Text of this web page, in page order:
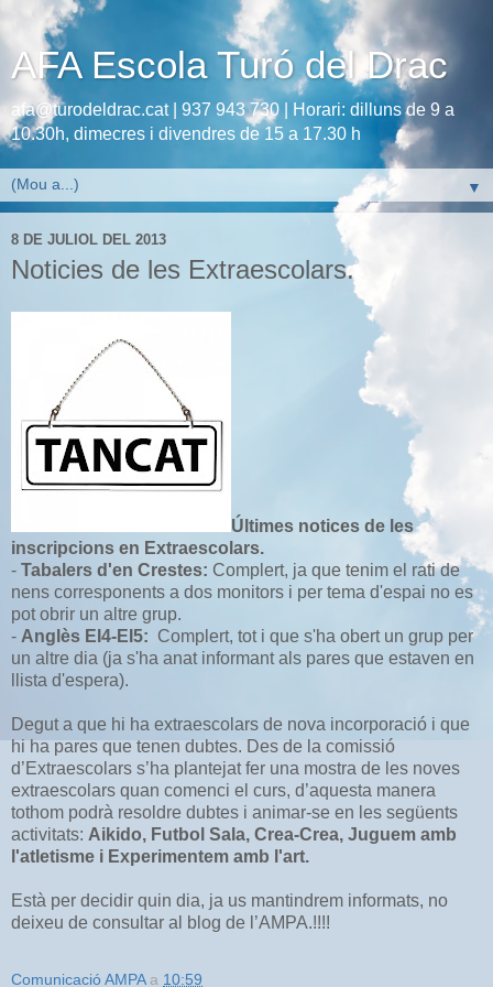
AFA Escola Turó del Drac
afa@turodeldrac.cat | 937 943 730 | Horari: dilluns de 9 a
10.30h, dimecres i divendres de 15 a 17.30 h
▼
8 DE JULIOL DEL 2013
Noticies de les Extraescolars.
Últimes notices de les
inscripcions en Extraescolars.
- Tabalers d'en Crestes: Complert, ja que tenim el rati de
nens corresponents a dos monitors i per tema d'espai no es
pot obrir un altre grup.
- Anglès EI4-EI5: Complert, tot i que s'ha obert un grup per
un altre dia (ja s'ha anat informant als pares que estaven en
llista d'espera).
Degut a que hi ha extraescolars de nova incorporació i que
hi ha pares que tenen dubtes. Des de la comissió
d’Extraescolars s’ha plantejat fer una mostra de les noves
extraescolars quan comenci el curs, d’aquesta manera
tothom podrà resoldre dubtes i animar-se en les següents
activitats: Aikido, Futbol Sala, Crea-Crea, Juguem amb
l'atletisme i Experimentem amb l'art.
Està per decidir quin dia, ja us mantindrem informats, no
deixeu de consultar al blog de l’AMPA.!!!!
Comunicació AMPA a 10:59